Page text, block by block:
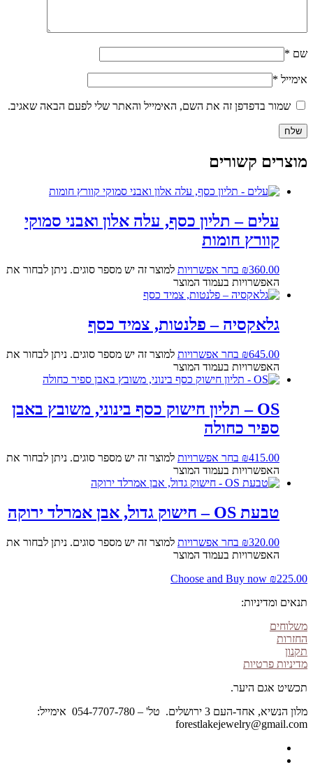
שם*
אימייל*
שמור בדפדפן זה את השם, האימייל והאתר שלי לפעם הבאה שאגיב.
מוצרים קשורים
עלים – תליון כסף, עלה אלון ואבני סמוקי
קוורץ חומות
₪360.00 בחר אפשרויות למוצר זה יש מספר סוגים. ניתן לבחור את
האפשרויות בעמוד המוצר
גלאקסיה – פלנטות, צמיד כסף
₪645.00 בחר אפשרויות למוצר זה יש מספר סוגים. ניתן לבחור את
האפשרויות בעמוד המוצר
OS – תליון חישוק כסף בינוני, משובץ באבן
ספיר כחולה
₪415.00 בחר אפשרויות למוצר זה יש מספר סוגים. ניתן לבחור את
האפשרויות בעמוד המוצר
טבעת OS – חישוק גדול, אבן אמרלד ירוקה
₪320.00 בחר אפשרויות למוצר זה יש מספר סוגים. ניתן לבחור את
האפשרויות בעמוד המוצר
₪225.00
Choose and Buy now
תנאים ומדיניות:
משלוחים
החזרות
תקנון
מדיניות פרטיות
תכשיט אגם היער.
מלון הנשיא, אחד-העם 3 ירושלים. טל' – 054-7707-780 אימייל:
forestlakejewelry@gmail.com